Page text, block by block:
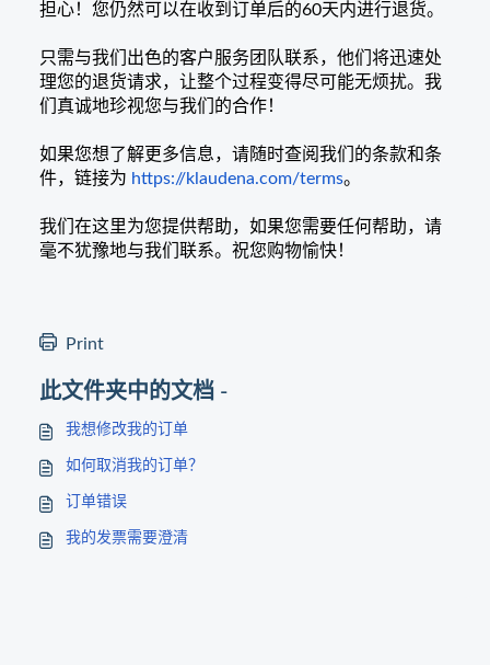
担心！您仍然可以在收到订单后的60天内进行退货。
只需与我们出色的客户服务团队联系，他们将迅速处
理您的退货请求，让整个过程变得尽可能无烦扰。我
们真诚地珍视您与我们的合作！
如果您想了解更多信息，请随时查阅我们的条款和条
件，链接为 https://klaudena.com/terms。
我们在这里为您提供帮助，如果您需要任何帮助，请
毫不犹豫地与我们联系。祝您购物愉快！
Print
此文件夹中的文档 -
我想修改我的订单
如何取消我的订单？
订单错误
我的发票需要澄清